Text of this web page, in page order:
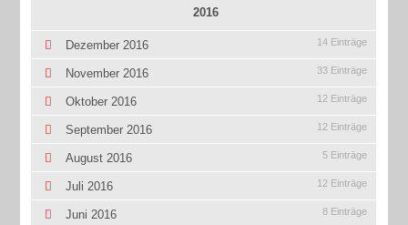
2016
Dezember 2016 14 Einträge
November 2016 33 Einträge
Oktober 2016 12 Einträge
September 2016 12 Einträge
August 2016 5 Einträge
Juli 2016 12 Einträge
Juni 2016 8 Einträge